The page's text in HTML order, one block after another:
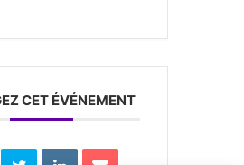
CET ÉVÉNEMENT